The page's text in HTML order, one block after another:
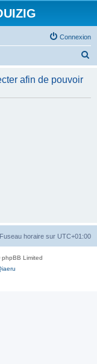
Connexion
h
afin de pouvoir
Fuseau horaire sur UTC+01:00
Limited